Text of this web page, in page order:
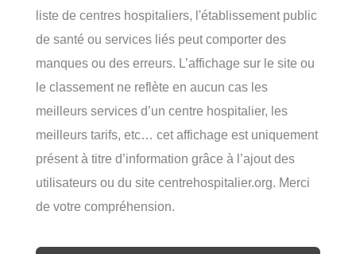
liste de centres hospitaliers, l'établissement public
de santé ou services liés peut comporter des
manques ou des erreurs. L’affichage sur le site ou
le classement ne reflète en aucun cas les
meilleurs services d’un centre hospitalier, les
meilleurs tarifs, etc… cet affichage est uniquement
présent à titre d’information grâce à l’ajout des
utilisateurs ou du site centrehospitalier.org. Merci
de votre compréhension.